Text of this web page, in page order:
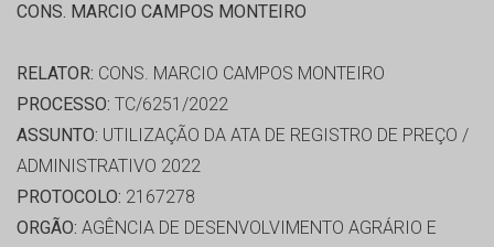
CONS. MARCIO CAMPOS MONTEIRO
RELATOR: CONS. MARCIO CAMPOS MONTEIRO
PROCESSO: TC/6251/2022
ASSUNTO: UTILIZAÇÃO DA ATA DE REGISTRO DE PREÇO /
ADMINISTRATIVO 2022
PROTOCOLO: 2167278
ORGÃO: AGÊNCIA DE DESENVOLVIMENTO AGRÁRIO E